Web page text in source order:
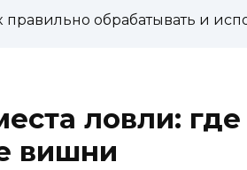
правильно обрабатывать и
ловли:
вишни